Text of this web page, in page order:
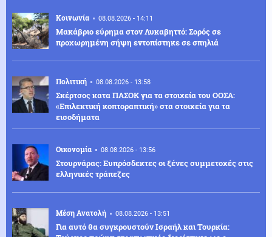
Κοινωνία 08.08.2026 - 14:11
Μακάβριο εύρημα στον Λυκαβηττό: Σορός σε
προχωρημένη σήψη εντοπίστηκε σε σπηλιά
Πολιτική 08.08.2026 - 13:58
Σκέρτσος κατα ΠΑΣΟΚ για τα στοιχεία του ΟΟΣΑ:
«Επιλεκτική κοπτοραπτική» στα στοιχεία για τα
εισοδήματα
Οικονομία 08.08.2026 - 13:56
Στουρνάρας: Ευπρόσδεκτες οι ξένες συμμετοχές στις
ελληνικές τράπεζες
Μέση Ανατολή 08.08.2026 - 13:51
Για αυτό θα συγκρουστούν Ισραήλ και Τουρκία: